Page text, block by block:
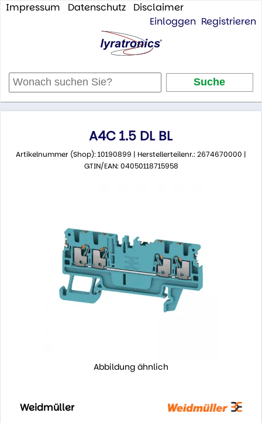
Impressum Datenschutz
Disclaimer
Einloggen Registrieren
A4C 1.5 DL BL
Artikelnummer (Shop): 10190899 | Herstellerteilenr.: 2674670000 |
GTIN/EAN: 04050118715958
Abbildung ähnlich
Weidmüller